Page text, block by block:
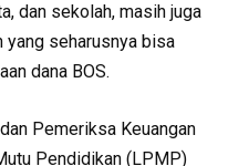
dan sekolah, masih juga
yang seharusnya bisa
dana BOS.
Pemeriksa Keuangan
Pendidikan (LPMP)